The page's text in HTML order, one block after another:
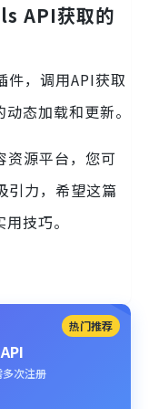
API获取的
件，调用API获取
态加载和更新。
资源平台，您可
引力，希望这篇
技巧。
热门推荐
次注册